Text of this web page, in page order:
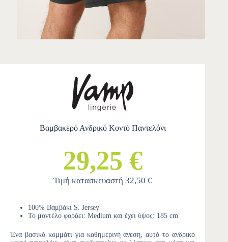
Βαμβακερό Ανδρικό Κοντό Παντελόνι
29,25 €
Τιμή κατασκευαστή32,50 €
100% Βαμβάκι S. Jersey
Το μοντέλο φοράει: Medium και έχει ύψος: 185 cm
Ένα βασικό κομμάτι για καθημερινή άνεση, αυτό το ανδρικό